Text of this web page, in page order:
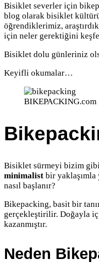
Bisiklet severler için
blog olarak bisiklet
öğrendiklerimiz,
için neler gerektiğini
Bisiklet dolu günleriniz
Keyifli okumalar…
BIKEPACKING.com
Bisiklet sürmeyi bizim gibi
minimalist bir
nasıl başlanır?
Bikepacking, basit bir
gerçekleştirilir. Doğayla
kazanmıştır.
Neden